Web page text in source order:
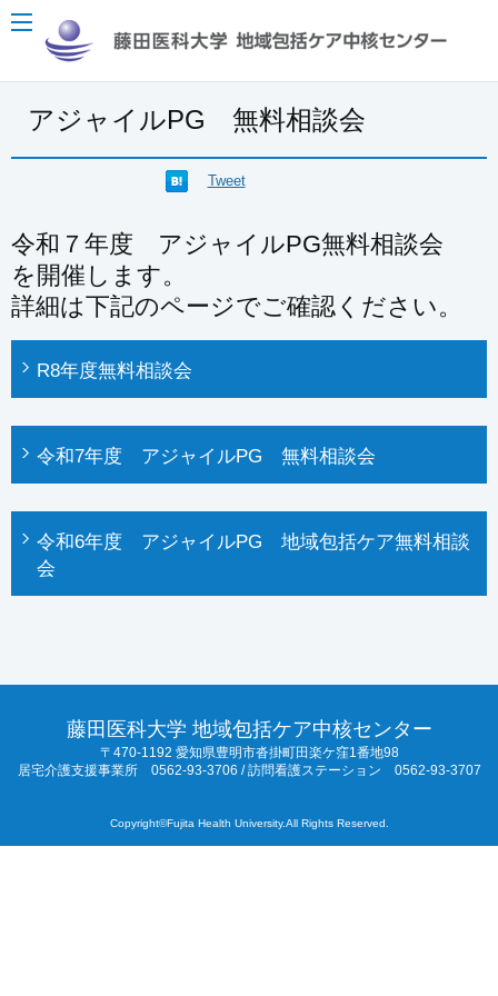
アジャイルPG 無料相談会
Tweet
令和７年度 アジャイルPG無料相談会
を開催します。
詳細は下記のページでご確認ください。
R8年度無料相談会
令和7年度 アジャイルPG 無料相談会
令和6年度 アジャイルPG 地域包括ケア無料相談
会
藤田医科大学 地域包括ケア中核センター
〒470-1192 愛知県豊明市沓掛町田楽ケ窪1番地98
居宅介護支援事業所 0562-93-3706 / 訪問看護ステーション 0562-93-3707
Copyright©Fujita Health University.All Rights Reserved.